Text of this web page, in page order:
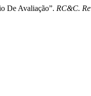
De Avaliação”. RC&C.